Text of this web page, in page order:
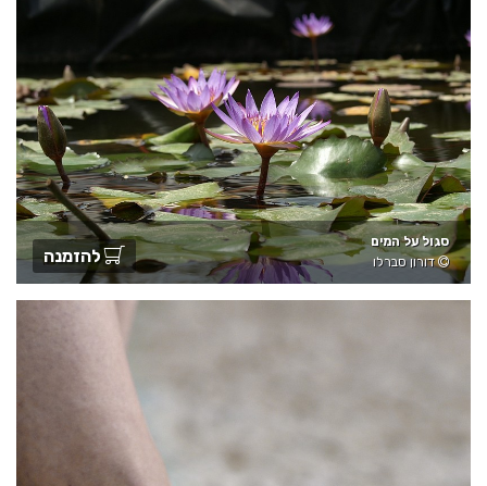
סגול על המים
דורון סברלו
להזמנה